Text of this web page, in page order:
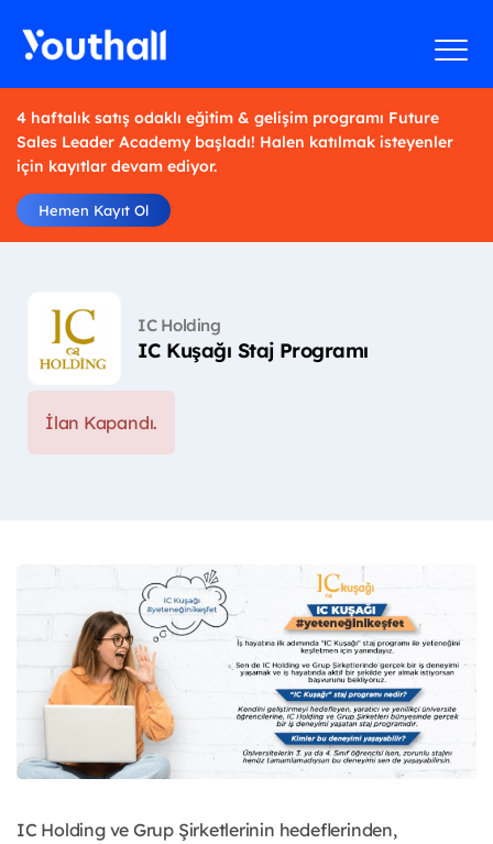
4 haftalık satış odaklı eğitim & gelişim programı Future
Sales Leader Academy başladı! Halen katılmak isteyenler
için kayıtlar devam ediyor.
Hemen Kayıt Ol
IC Holding
IC Kuşağı Staj Programı
İlan Kapandı.
IC Holding ve Grup Şirketlerinin hedeflerinden,